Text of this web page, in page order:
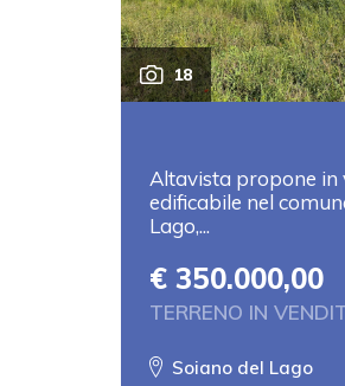
18
Altavista propone in
edificabile nel
Lago,...
€ 350.000,00
TERRENO IN
Soiano del Lago